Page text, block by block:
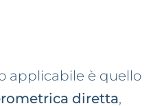
applicabile è quello
diretta,